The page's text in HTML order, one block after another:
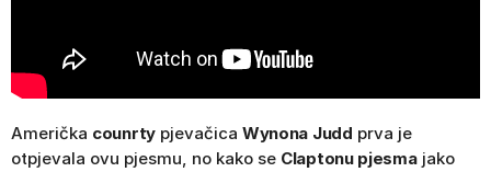
Američka counrtypjevačica Wynona Judd prva je
otpjevala ovu pjesmu, no kako se Claptonu pjesmajako